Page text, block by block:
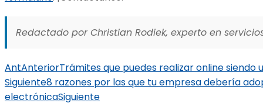
Redactado por Christian Rodiek, experto en
AntAnteriorTrámites que puedes realizar online siendo
Siguiente8 razones por las que tu empresa debería
electrónicaSiguiente